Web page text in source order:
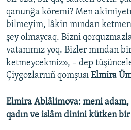
qanunğa köremi? Men
bilmeyim, lâkin mından
şey olmaycaq. Bizni
vatanımız yoq. Bizler mından
ketmeycekmiz», – dep
Çiygozlarnıñ qomşusı Elmira
Elmira Ablâlimova: meni adam,
qadın ve islâm dinini kütken bir